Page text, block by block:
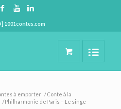
1001contes.com
à emporter /
/
Conte à la
Philharmonie de Paris – Le singe